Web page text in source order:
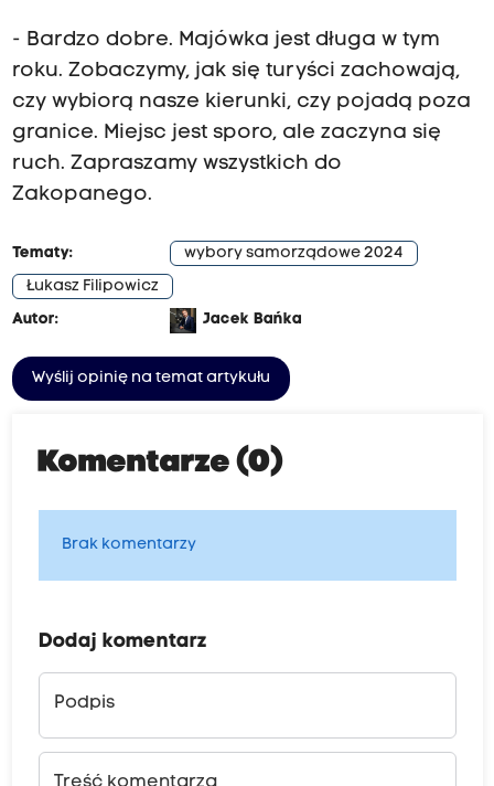
- Bardzo dobre. Majówka jest długa w tym
roku. Zobaczymy, jak się turyści zachowają,
czy wybiorą nasze kierunki, czy pojadą poza
granice. Miejsc jest sporo, ale zaczyna się
ruch. Zapraszamy wszystkich do
Zakopanego.
Tematy:
wybory samorządowe 2024
Łukasz Filipowicz
Autor:
Jacek Bańka
Wyślij opinię na temat artykułu
Komentarze (0)
Brak komentarzy
Dodaj komentarz
Podpis
Treść komentarza